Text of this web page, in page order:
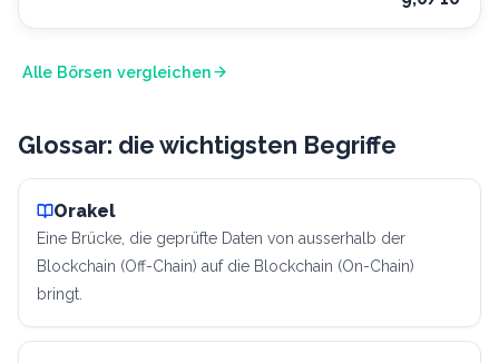
Alle Börsen vergleichen
Glossar: die wichtigsten Begriffe
Orakel
Eine Brücke, die geprüfte Daten von ausserhalb der
Blockchain (Off-Chain) auf die Blockchain (On-Chain)
bringt.